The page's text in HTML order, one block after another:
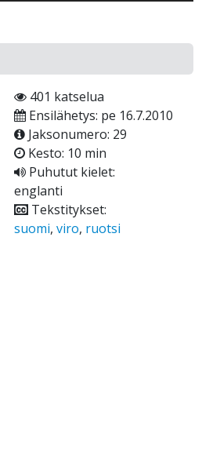
401 katselua
Ensilähetys: pe 16.7.2010
Jaksonumero: 29
Kesto: 10 min
Puhutut kielet:
englanti
Tekstitykset:
suomi, viro, ruotsi